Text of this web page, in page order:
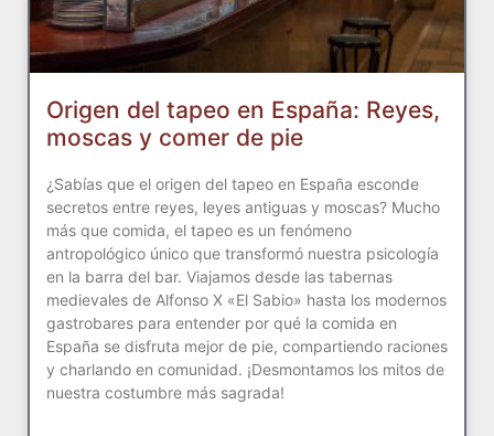
Origen del tapeo en España: Reyes,
moscas y comer de pie
¿Sabías que el origen del tapeo en España esconde
secretos entre reyes, leyes antiguas y moscas? Mucho
más que comida, el tapeo es un fenómeno
antropológico único que transformó nuestra psicología
en la barra del bar. Viajamos desde las tabernas
medievales de Alfonso X «El Sabio» hasta los modernos
gastrobares para entender por qué la comida en
España se disfruta mejor de pie, compartiendo raciones
y charlando en comunidad. ¡Desmontamos los mitos de
nuestra costumbre más sagrada!